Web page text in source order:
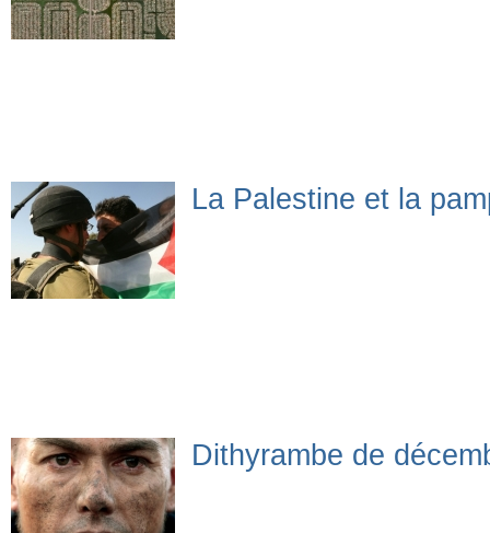
La Palestine et la
Dithyrambe de